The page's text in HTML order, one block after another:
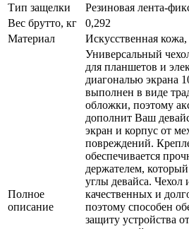
Тип защелки
Резиновая лента-
Вес брутто, кг
0,292
Материал
Искусственная
Полное
описание
Универсальный
для планшетов и
диагональю экрана
выполнен в виде
обложки, поэтому
дополнит Ваш
экран и корпус от
повреждений.
обеспечивается
держателем,
углы девайса. Чехол
качественных и
поэтому способен
защиту устройства